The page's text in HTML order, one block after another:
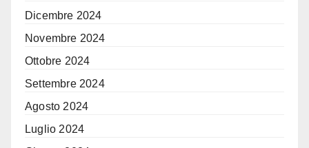
Dicembre 2024
Novembre 2024
Ottobre 2024
Settembre 2024
Agosto 2024
Luglio 2024